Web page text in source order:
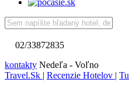
02/33872835
kontakty Nedeľa - Voľno
Travel.Sk | Recenzie Hotelov |